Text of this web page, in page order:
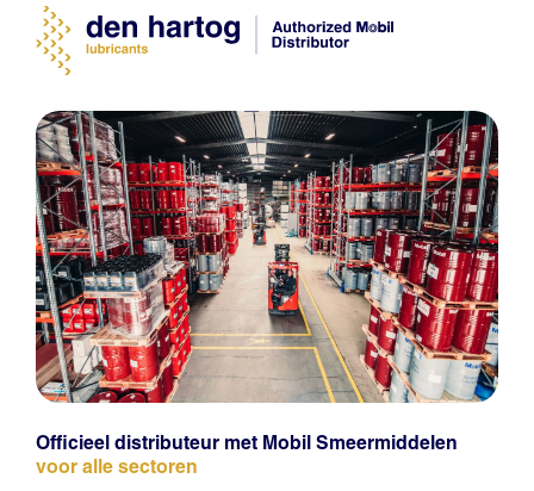
Officieel distributeur met Mobil Smeermiddelen
voor alle sectoren